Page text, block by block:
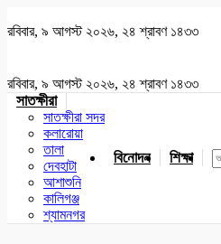
রবিবার, ৯ আগস্ট ২০২৬, ২৪ শ্রাবণ ১৪৩৩
রবিবার, ৯ আগস্ট ২০২৬, ২৪ শ্রাবণ ১৪৩৩
সাতক্ষীরা
সাতক্ষীরা সদর
কলারোয়া
তালা
দেবহাটা
আশাশুনি
কালিগঞ্জ
শ্যামনগর
বিনোদন শিক্ষা